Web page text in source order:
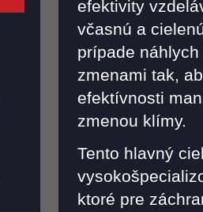
efektivity
včasnú a
prípade
zmenami tak,
efektívnosti
zmenou klímy.
Tento hlavný
ktoré pre